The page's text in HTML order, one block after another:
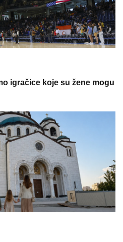
igračice koje su žene mogu